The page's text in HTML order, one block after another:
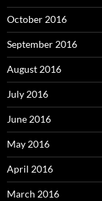
October 2016
September 2016
August 2016
July 2016
June 2016
May 2016
April 2016
March 2016